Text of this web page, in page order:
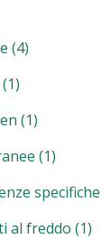
(4)
(1)
(1)
(1)
specifiche
al freddo (1)